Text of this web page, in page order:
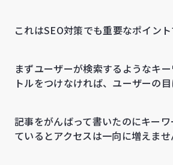
これはSEO対策でも重要なポイント
まずユーザーが検索するようなキ
トルをつけなければ、ユーザーの目
記事をがんばって書いたのにキー
ているとアクセスは一向に増えませ